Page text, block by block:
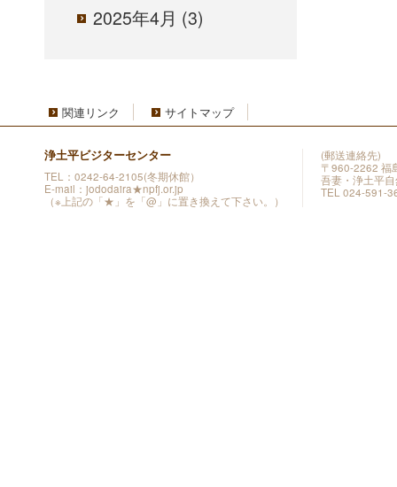
2025年4月 (3)
関連リンク サイトマップ
浄土平ビジターセンター
TEL：0242-64-2105(冬期休館）
E-mail：jododaira★npfj.or.jp
（※上記の「★」を「@」に置き換えて下さい。）
(郵送連絡先)
〒960-2262 福
吾妻・浄土平
TEL 024-591-